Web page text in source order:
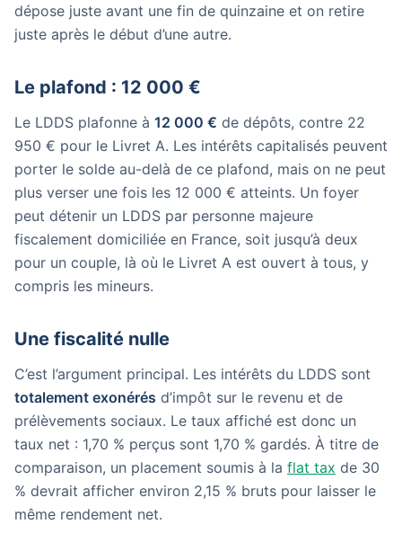
dépose juste avant une fin de quinzaine et on retire
juste après le début d’une autre.
Le plafond : 12 000 €
Le LDDS plafonne à 12 000 € de dépôts, contre 22
950 € pour le Livret A. Les intérêts capitalisés peuvent
porter le solde au-delà de ce plafond, mais on ne peut
plus verser une fois les 12 000 € atteints. Un foyer
peut détenir un LDDS par personne majeure
fiscalement domiciliée en France, soit jusqu’à deux
pour un couple, là où le Livret A est ouvert à tous, y
compris les mineurs.
Une fiscalité nulle
C’est l’argument principal. Les intérêts du LDDS sont
totalement exonérés d’impôt sur le revenu et de
prélèvements sociaux. Le taux affiché est donc un
taux net : 1,70 % perçus sont 1,70 % gardés. À titre de
comparaison, un placement soumis à la flat tax de 30
% devrait afficher environ 2,15 % bruts pour laisser le
même rendement net.